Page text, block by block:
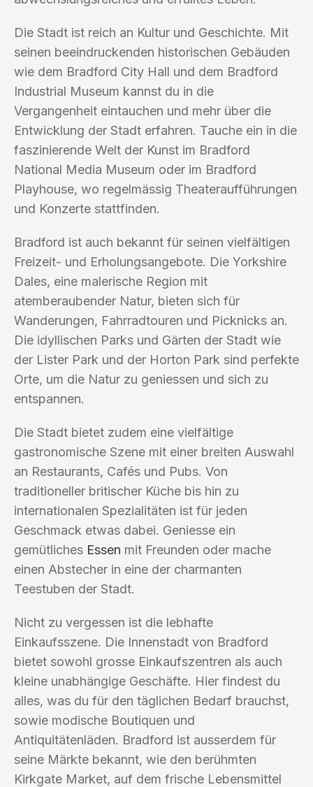
Die Stadt ist reich an Kultur und Geschichte. Mit
seinen beeindruckenden historischen Gebäuden
wie dem Bradford City Hall und dem Bradford
Industrial Museum kannst du in die
Vergangenheit eintauchen und mehr über die
Entwicklung der Stadt erfahren. Tauche ein in die
faszinierende Welt der Kunst im Bradford
National Media Museum oder im Bradford
Playhouse, wo regelmässig Theateraufführungen
und Konzerte stattfinden.
Bradford ist auch bekannt für seinen vielfältigen
Freizeit- und Erholungsangebote. Die Yorkshire
Dales, eine malerische Region mit
atemberaubender Natur, bieten sich für
Wanderungen, Fahrradtouren und Picknicks an.
Die idyllischen Parks und Gärten der Stadt wie
der Lister Park und der Horton Park sind perfekte
Orte, um die Natur zu geniessen und sich zu
entspannen.
Die Stadt bietet zudem eine vielfältige
gastronomische Szene mit einer breiten Auswahl
an Restaurants, Cafés und Pubs. Von
traditioneller britischer Küche bis hin zu
internationalen Spezialitäten ist für jeden
Geschmack etwas dabei. Geniesse ein
gemütliches Essen mit Freunden oder mache
einen Abstecher in eine der charmanten
Teestuben der Stadt.
Nicht zu vergessen ist die lebhafte
Einkaufsszene. Die Innenstadt von Bradford
bietet sowohl grosse Einkaufszentren als auch
kleine unabhängige Geschäfte. Hier findest du
alles, was du für den täglichen Bedarf brauchst,
sowie modische Boutiquen und
Antiquitätenläden. Bradford ist ausserdem für
seine Märkte bekannt, wie den berühmten
Kirkgate Market, auf dem frische Lebensmittel